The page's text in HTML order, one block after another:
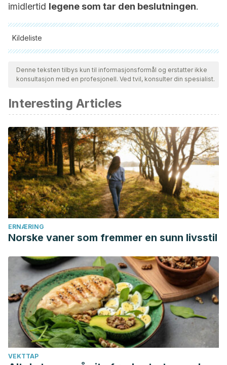
imidlertid legene som tar den beslutningen.
Kildeliste
Alle siterte kilder ble grundig gjennomgått av teamet vårt for å
sikre deres kvalitet, pålitelighet, aktualitet og validitet.
Bibliografien i denne artikkelen ble betraktet som pålitelig og
Moretti, B., Vetro, A., Garofalo, R., Moretti, L., Patella, S.,
Patella, V., & Simone, C. (2004). Manipulative therapy in the
treatment of benign cervicobrachialgia of mechanical
origin. La Chirurgia Degli Organi Di Movimento.
Persson, L. C. G., & Carlsson, J. Y. (1999). Headache in
patients with neck-shoulder-arm pain of cervical radicular
origin. Headache.https://doi.org/10.1046/j.1526-
4610.1999.3903218.x
https://www.physio-pedia.com/Cervicobrachial_Syndrome
Denne teksten tilbys kun til informasjonsformål og erstatter ikke
konsultasjon med en profesjonell. Ved tvil, konsulter din spesialist.
Interesting Articles
ERNÆRING
Norske vaner som fremmer en sunn livsstil
VEKTTAP